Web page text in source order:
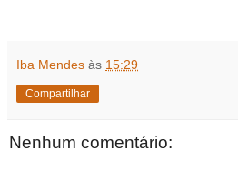
Iba Mendes às 15:29
Compartilhar
Nenhum comentário: